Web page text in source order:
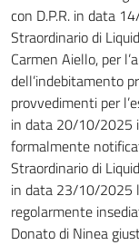
con D.P.R. in data
Straordinario di
Carmen Aiello, per
dell’indebitamento
provvedimenti per
in data 20/10/2025
formalmente
Straordinario di
in data 23/10/2025
regolarmente
Donato di Ninea